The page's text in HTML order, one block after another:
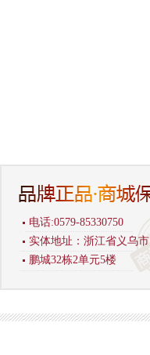
电话:0579-85330750
实体地址：浙江省义乌市
鹏城32栋2单元5楼